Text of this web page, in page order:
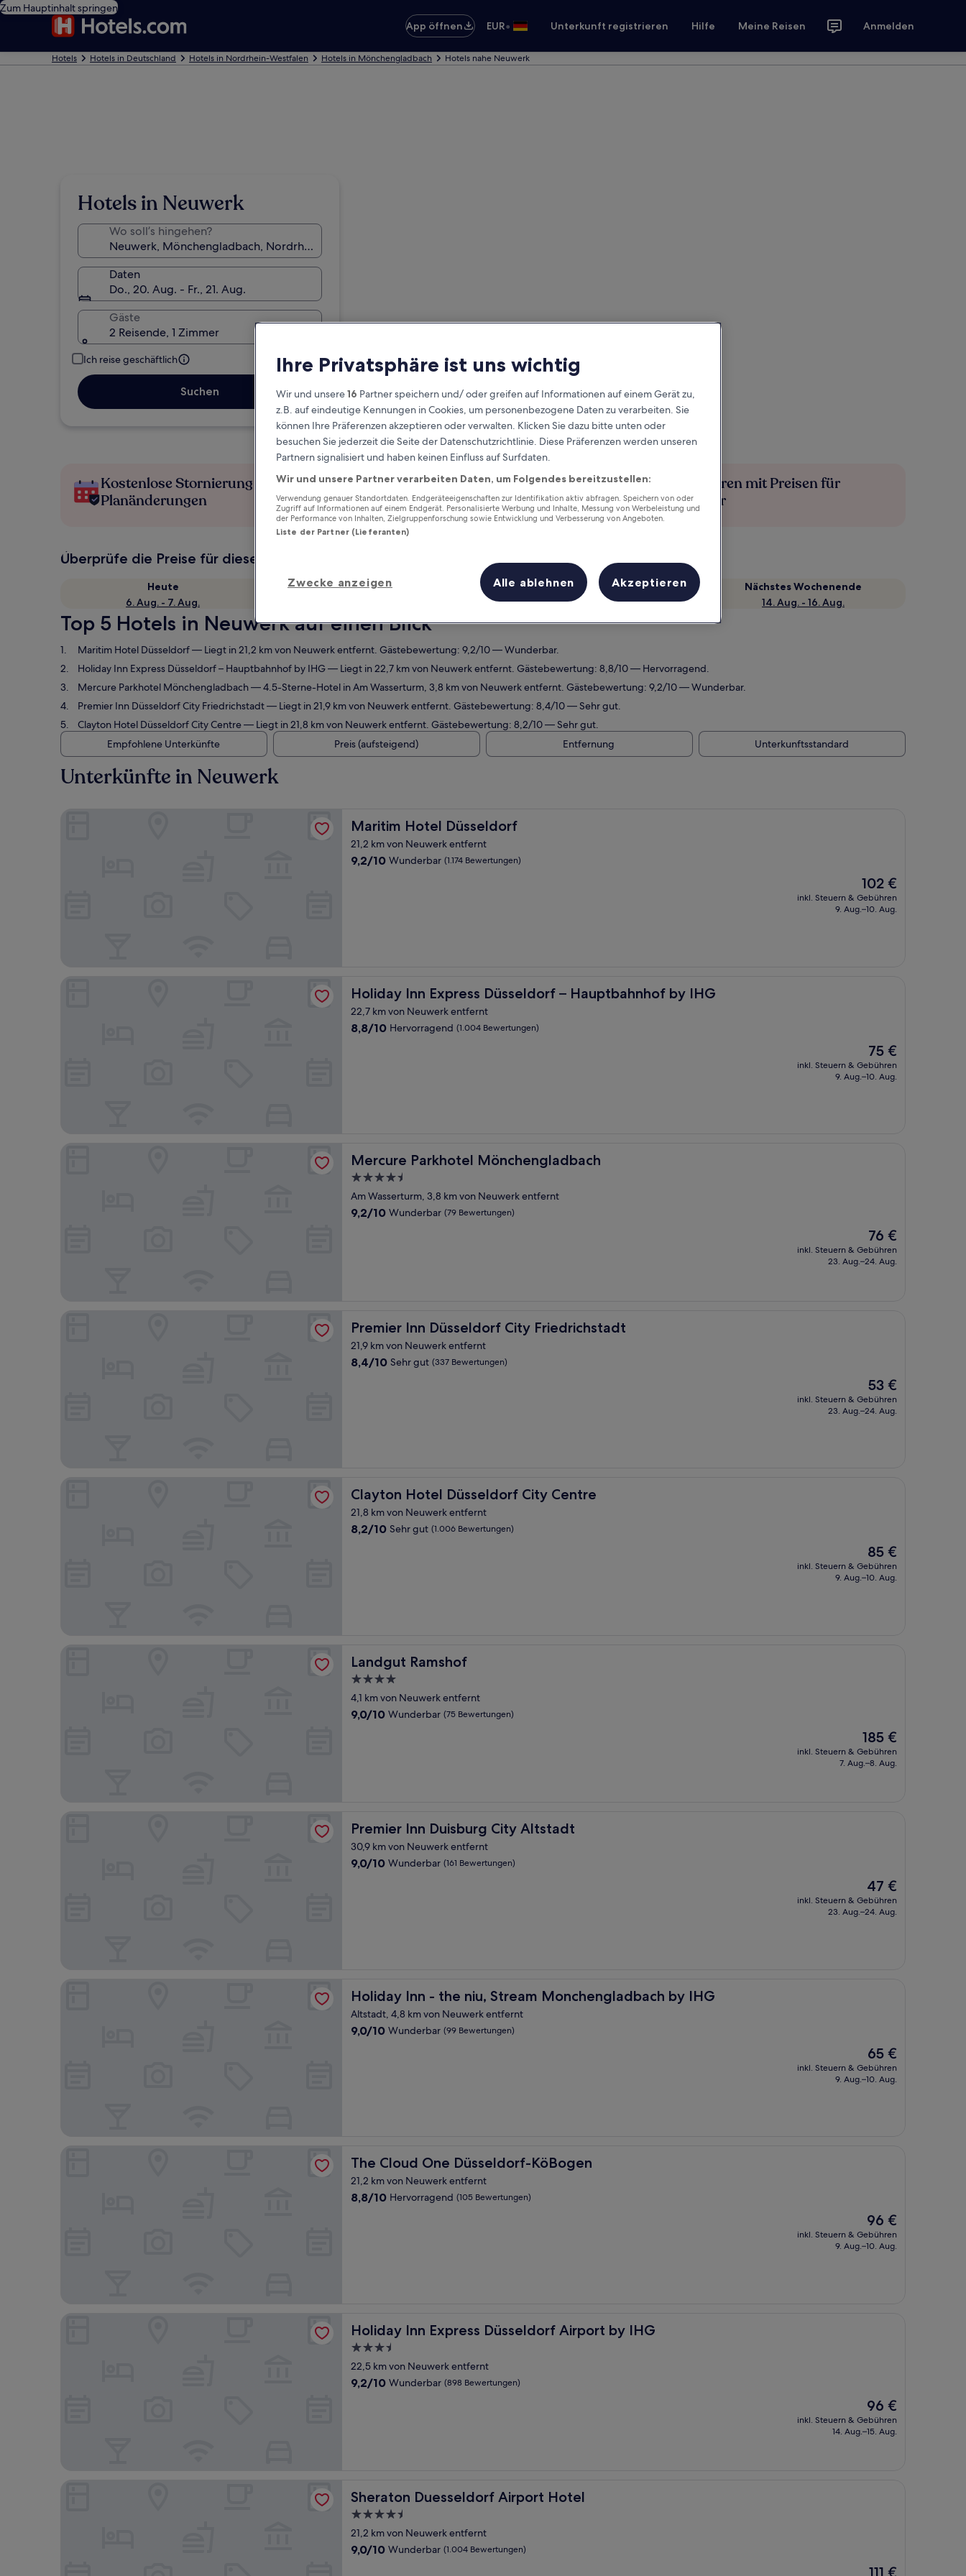
Zum Hauptinhalt springen
App öffnen
EUR• Unterkunft registrieren Hilfe Meine Reisen Anmelden
Hotels Hotels in Deutschland Hotels in Nordrhein-Westfalen Hotels in Mönchengladbach Hotels nahe Neuwerk
Hotels in Neuwerk
Wo soll’s hingehen?
Daten
Do., 20. Aug. - Fr., 21. Aug.
Gäste
2 Reisende, 1 Zimmer
Ich reise geschäftlich
Suchen
Kostenlose Stornierung bei
Planänderungen
Verdiene Prämien für jede
wahrgenommene Übernachtung
Mehr sparen mit Preisen für
Mitglieder
Überprüfe die Preise für diese Daten
Heute
6. Aug. - 7. Aug.
Morgen
Dieses Wochenende
7. Aug. - 9. Aug.
Nächstes Wochenende
14. Aug. - 16. Aug.
Top 5 Hotels in Neuwerk auf einen Blick
Maritim Hotel Düsseldorf— Liegt in 21,2 km von Neuwerk entfernt. Gästebewertung: 9,2/10 — Wunderbar.
Holiday Inn Express Düsseldorf – Hauptbahnhof by IHG— Liegt in 22,7 km von Neuwerk entfernt. Gästebewertung: 8,8/10 — Hervorragend.
Mercure Parkhotel Mönchengladbach— 4.5-Sterne-Hotel in Am Wasserturm, 3,8 km von Neuwerk entfernt. Gästebewertung: 9,2/10 — Wunderbar.
Premier Inn Düsseldorf City Friedrichstadt— Liegt in 21,9 km von Neuwerk entfernt. Gästebewertung: 8,4/10 — Sehr gut.
Clayton Hotel Düsseldorf City Centre— Liegt in 21,8 km von Neuwerk entfernt. Gästebewertung: 8,2/10 — Sehr gut.
Empfohlene Unterkünfte
Preis (aufsteigend) Entfernung Unterkunftsstandard
Unterkünfte in Neuwerk
Maritim Hotel Düsseldorf
Maritim Hotel Düsseldorf
21,2 km von Neuwerk entfernt
9.2
9,2/10 Wunderbar (1.174 Bewertungen)
Der
Preis
beträgt
102 €
inkl. Steuern & Gebühren
9. Aug.–10. Aug.
Holiday Inn Express Düsseldorf – Hauptbahnhof by IHG
Holiday Inn Express Düsseldorf – Hauptbahnhof by IHG
22,7 km von Neuwerk entfernt
8.8
8,8/10 Hervorragend (1.004 Bewertungen)
Der
Preis
beträgt
75 €
inkl. Steuern & Gebühren
9. Aug.–10. Aug.
Holiday Inn Express Düsseldorf – Hauptbahnhof by IHG
Mercure Parkhotel Mönchengladbach
Mercure Parkhotel Mönchengladbach
4.5-
Sterne-
Unterkunft
Am Wasserturm, 3,8 km von Neuwerk entfernt
9.2
9,2/10 Wunderbar (79 Bewertungen)
Der
Preis
beträgt
76 €
inkl. Steuern & Gebühren
23. Aug.–24. Aug.
Premier Inn Düsseldorf City Friedrichstadt
Premier Inn Düsseldorf City Friedrichstadt
21,9 km von Neuwerk entfernt
8.4
8,4/10 Sehr gut (337 Bewertungen)
Der
Preis
beträgt
53 €
inkl. Steuern & Gebühren
23. Aug.–24. Aug.
Premier Inn Düsseldorf City Friedrichstadt
Clayton Hotel Düsseldorf City Centre
Clayton Hotel Düsseldorf City Centre
21,8 km von Neuwerk entfernt
8.2
8,2/10 Sehr gut (1.006 Bewertungen)
Der
Preis
beträgt
85 €
inkl. Steuern & Gebühren
9. Aug.–10. Aug.
Landgut Ramshof
Landgut Ramshof
4.0-
Sterne-
Unterkunft
4,1 km von Neuwerk entfernt
9.0
9,0/10 Wunderbar (75 Bewertungen)
Der
Preis
beträgt
185 €
inkl. Steuern & Gebühren
7. Aug.–8. Aug.
Landgut Ramshof
Premier Inn Duisburg City Altstadt
Premier Inn Duisburg City Altstadt
30,9 km von Neuwerk entfernt
9.0
9,0/10 Wunderbar (161 Bewertungen)
Der
Preis
beträgt
47 €
inkl. Steuern & Gebühren
23. Aug.–24. Aug.
Holiday Inn - the niu, Stream Monchengladbach by IHG
Holiday Inn - the niu, Stream Monchengladbach by IHG
Altstadt, 4,8 km von Neuwerk entfernt
9.0
9,0/10 Wunderbar (99 Bewertungen)
Der
Preis
beträgt
65 €
inkl. Steuern & Gebühren
9. Aug.–10. Aug.
Holiday Inn - the niu, Stream Monchengladbach by IHG
The Cloud One Düsseldorf-KöBogen
The Cloud One Düsseldorf-KöBogen
21,2 km von Neuwerk entfernt
8.8
8,8/10 Hervorragend (105 Bewertungen)
Der
Preis
beträgt
96 €
inkl. Steuern & Gebühren
9. Aug.–10. Aug.
Holiday Inn Express Düsseldorf Airport by IHG
Holiday Inn Express Düsseldorf Airport by IHG
3.5-
Sterne-
Unterkunft
22,5 km von Neuwerk entfernt
9.2
9,2/10 Wunderbar (898 Bewertungen)
Der
Preis
beträgt
96 €
inkl. Steuern & Gebühren
14. Aug.–15. Aug.
Holiday Inn Express Düsseldorf Airport by IHG
Sheraton Duesseldorf Airport Hotel
Sheraton Duesseldorf Airport Hotel
4.5-
Sterne-
Unterkunft
21,2 km von Neuwerk entfernt
9.0
9,0/10 Wunderbar (1.004 Bewertungen)
Der
111 €
Ihre Privatsphäre ist uns wichtig
Wir und unsere16 Partner speichern und/ oder greifen auf Informationen auf einem Gerät zu,
z.B. auf eindeutige Kennungen in Cookies, um personenbezogene Daten zu verarbeiten. Sie
können Ihre Präferenzen akzeptieren oder verwalten. Klicken Sie dazu bitte unten oder
besuchen Sie jederzeit die Seite der Datenschutzrichtlinie. Diese Präferenzen werden unseren
Partnern signalisiert und haben keinen Einfluss auf Surfdaten.
Wir und unsere Partner verarbeiten Daten, um Folgendes bereitzustellen:
Verwendung genauer Standortdaten. Endgeräteeigenschaften zur Identifikation aktiv abfragen. Speichern von oder
Zugriff auf Informationen auf einem Endgerät. Personalisierte Werbung und Inhalte, Messung von Werbeleistung und
der Performance von Inhalten, Zielgruppenforschung sowie Entwicklung und Verbesserung von Angeboten.
Liste der Partner (Lieferanten)
Zwecke anzeigen Alle ablehnen Akzeptieren